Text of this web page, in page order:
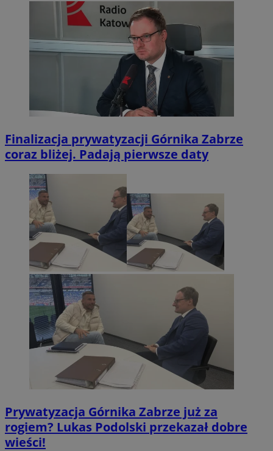
Finalizacja prywatyzacji Górnika Zabrze
coraz bliżej. Padają pierwsze daty
Prywatyzacja Górnika Zabrze już za
rogiem? Lukas Podolski przekazał dobre
wieści!